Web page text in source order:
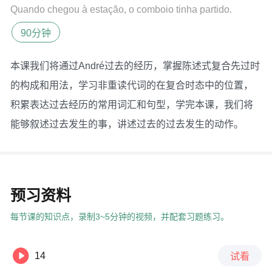
Quando chegou à estação, o comboio tinha partido.
90分钟
本课我们将通过André过去的经历，掌握陈述式复合先过时
的构成和用法，学习非重读代词的在复合时态中的位置，
积累表达过去经历的常用词汇和句型，学完本课，我们将
能够叙述过去发生的事，讲述过去的过去发生的动作。
预习资料
每节课的知识点，录制3~5分钟的视频，并配套习题练习。
 14 试看